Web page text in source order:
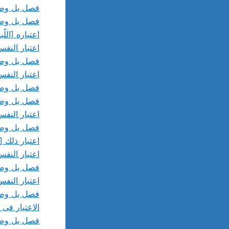
فصل بل
فصل بل
اعتباره
اعتبار
فصل بل
اعتبار
فصل بل
فصل بل
اعتبار
فصل بل
اعتبار
اعتبار
فصل بل
اعتبار
فصل بل
الاعتبار
فصل بل